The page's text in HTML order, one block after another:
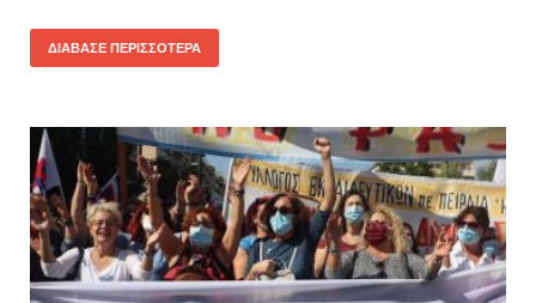
ΔΙΆΒΑΣΕ ΠΕΡΙΣΣΌΤΕΡΑ